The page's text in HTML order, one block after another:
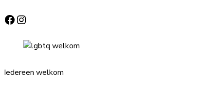
Facebook
Instagram
Iedereen welkom